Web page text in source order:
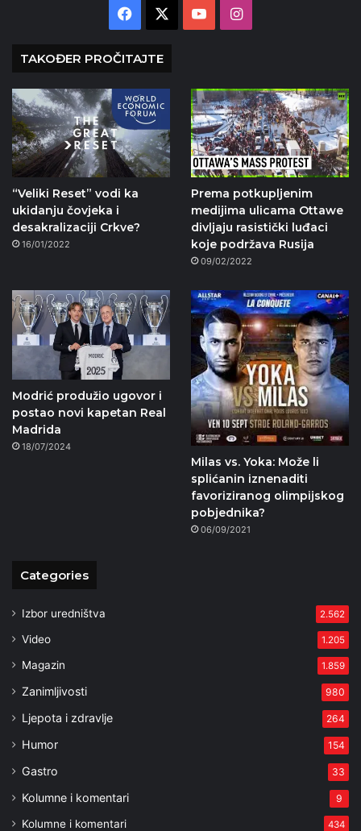
Facebook YouTubeInstagram
TAKOĐER PROČITAJTE
“Veliki Reset” vodi ka
ukidanju čovjeka i
desakralizaciji Crkve?
16/01/2022
Prema potkupljenim
medijima ulicama Ottawe
divljaju rasistički luđaci
koje podržava Rusija
09/02/2022
Modrić produžio ugovor i
postao novi kapetan Real
Madrida
18/07/2024
Milas vs. Yoka: Može li
splićanin iznenaditi
favoriziranog olimpijskog
pobjednika?
06/09/2021
Categories
Izbor uredništva 2.562
Video 1.205
Magazin 1.859
Zanimljivosti 980
Ljepota i zdravlje 264
Humor 154
Gastro 33
Kolumne i komentari 9
Kolumne i komentari 434